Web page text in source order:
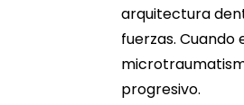
arquitectura
fuerzas.
progresivo.